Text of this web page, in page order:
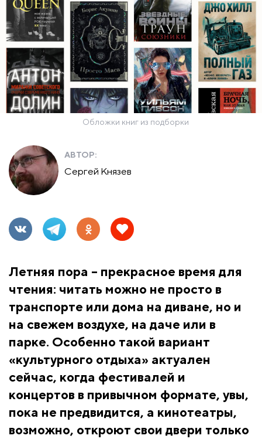
Обложки книг из подборки
АВТОР:
Сергей Князев
Летняя пора – прекрасное время для
чтения: читать можно не просто в
транспорте или дома на диване, но и
на свежем воздухе, на даче или в
парке. Особенно такой вариант
«культурного отдыха» актуален
сейчас, когда фестивалей и
концертов в привычном формате, увы,
пока не предвидится, а кинотеатры,
возможно, откроют свои двери только